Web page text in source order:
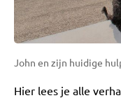
John en zijn huidige
Hier lees je alle